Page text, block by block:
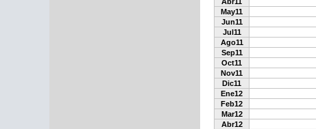
May11
Jun11
Jul11
Ago11
Sep11
Oct11
Nov11
Dic11
Ene12
Feb12
Mar12
Abr12